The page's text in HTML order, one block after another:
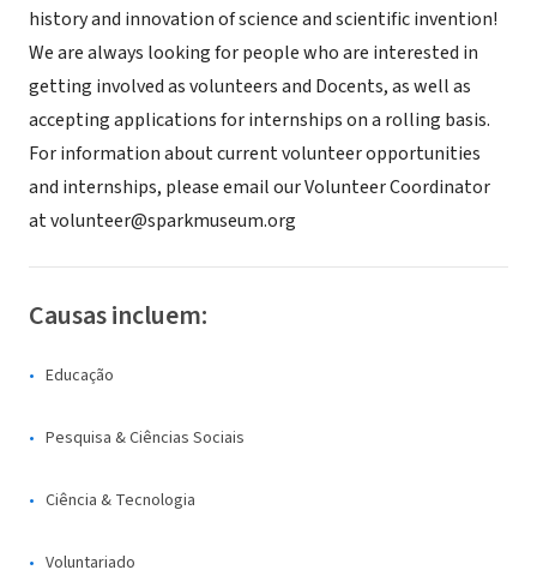
history and innovation of science and scientific invention!
We are always looking for people who are interested in
getting involved as volunteers and Docents, as well as
accepting applications for internships on a rolling basis.
For information about current volunteer opportunities
and internships, please email our Volunteer Coordinator
at volunteer@sparkmuseum.org
Causas incluem:
Educação
Pesquisa & Ciências Sociais
Ciência & Tecnologia
Voluntariado